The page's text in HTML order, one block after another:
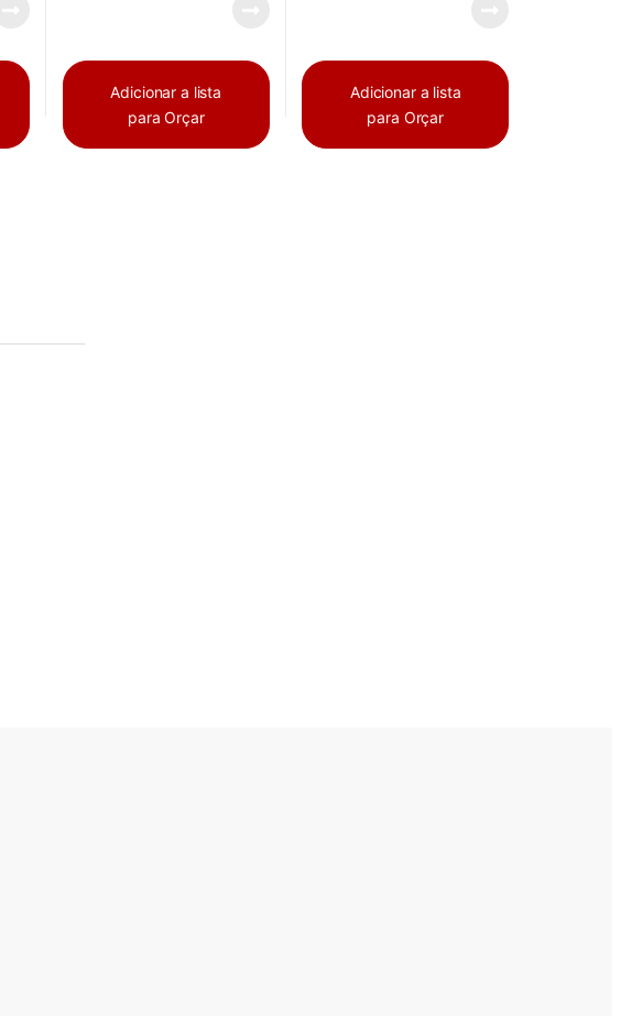
Adicionar a lista
para Orçar
Adicionar a lista
para Orçar